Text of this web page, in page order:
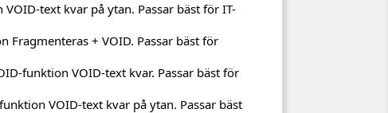
text kvar på ytan. Passar bäst för IT-
Fragmenteras + VOID. Passar bäst för
funktion VOID-text kvar. Passar bäst för
VOID-text kvar på ytan. Passar bäst